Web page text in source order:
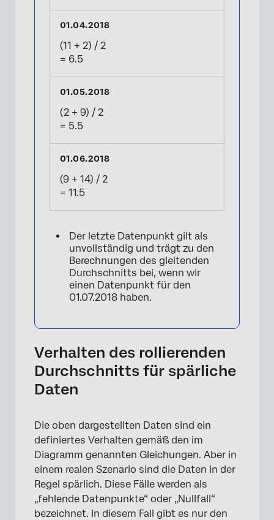
(11 + 2) / 2
= 6.5
(2 + 9) / 2
= 5.5
(9 + 14) / 2
= 11.5
Der letzte Datenpunkt gilt als
unvollständig und trägt zu den
Berechnungen des gleitenden
Durchschnitts bei, wenn wir
einen Datenpunkt für den
01.07.2018 haben.
Verhalten des rollierenden
Durchschnitts für spärliche
Daten
Die oben dargestellten Daten sind ein
definiertes Verhalten gemäß den im
Diagramm genannten Gleichungen. Aber in
einem realen Szenario sind die Daten in der
Regel spärlich. Diese Fälle werden als
„fehlende Datenpunkte“ oder „Nullfall“
bezeichnet. In diesem Fall gibt es nur den